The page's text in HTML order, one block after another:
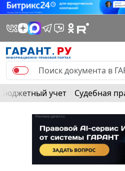
Бюджетный учет Судебная